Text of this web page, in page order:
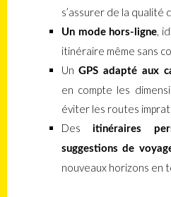
s’assurer de la qualité
Un mode hors-ligne,
itinéraire même sans
UnGPS adapté aux
en compte les
éviter les routes
Des
itinéraires
suggestions de
nouveaux horizons en